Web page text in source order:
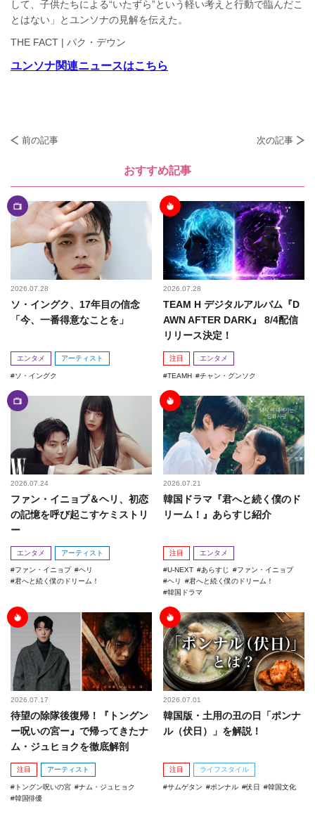
して、子供たちによる“いたずら”という軽い考えと行動で臨んだこ
とはない」とユンソナの見解を伝えた。
THE FACT | パク・デウン
ユンソナ関連ニュースはこちら
前の記事 次の記事
おすすめ記事
2026.07.28
ソ・イングク、17年目の信念
「今、一番得意なことを」
エンタメ アーティスト
ソ・イングク
2026.07.28
TEAM H デジタルアルバム『D
AWN AFTER DARK』 8/4配信
リリース決定！
注目 エンタメ
TEAMH チャン・グンソク
2026.07.24
ファン・イニョプ＆ヘリ、初恋
の記憶を呼び起こすケミストリ
ー
エンタメ アーティスト
ファン・イニョプ
ヘリ
君へと続く僕のドリーム！
2026.07.21
韓国ドラマ『君へと続く僕のド
リーム！』あらすじ紹介
注目 エンタメ
U-NEXT あらすじ
ファン・イニョプ
ヘリ
君へと続く僕のドリーム！
韓国ドラマ
2026.07.17
待望の除隊後復帰！『トングン
ー呪いの宮ー』で帰ってきたナ
ム・ジュヒョクを徹底解剖
注目 アーティスト
トングン呪いの宮
ナム・ジュヒョク
韓国俳優
2026.07.01
韓国版・土用の丑の日「ポンナ
ル（伏日）」を解説！
注目 ライフスタイル
サムゲタン ポンナル 伏日 韓国文化